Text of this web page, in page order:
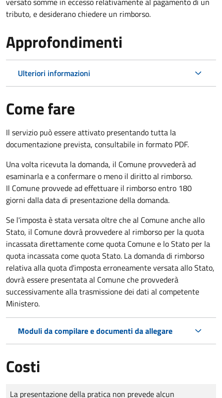
tributo, e desiderano chiedere un rimborso.
Approfondimenti
Ulteriori informazioni
Come fare
Il servizio può essere attivato presentando tutta la
documentazione prevista, consultabile in formato PDF.
Una volta ricevuta la domanda, il Comune provvederà ad
esaminarla e a confermare o meno il diritto al rimborso.
Il Comune provvede ad effettuare il rimborso entro 180
giorni dalla data di presentazione della domanda.
Se l'imposta è stata versata oltre che al Comune anche allo
Stato, il Comune dovrà provvedere al rimborso per la quota
incassata direttamente come quota Comune e lo Stato per la
quota incassata come quota Stato. La domanda di rimborso
relativa alla quota d’imposta erroneamente versata allo Stato,
dovrà essere presentata al Comune che provvederà
successivamente alla trasmissione dei dati al competente
Ministero.
Moduli da compilare e documenti da allegare
Costi
Tipo di pagamento
Importo
La presentazione della pratica non prevede alcun